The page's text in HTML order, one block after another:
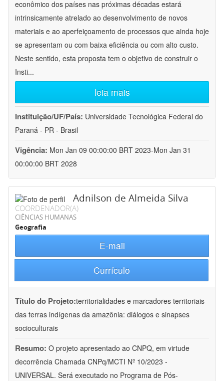
econômico dos países nas próximas décadas estará
intrinsicamente atrelado ao desenvolvimento de novos
materiais e ao aperfeiçoamento de processos que ainda hoje
se apresentam ou com baixa eficiência ou com alto custo.
Neste sentido, esta proposta tem o objetivo de construir o
Insti...
leia mais
Instituição/UF/País: Universidade Tecnológica Federal do
Paraná - PR - Brasil
Vigência: Mon Jan 09 00:00:00 BRT 2023-Mon Jan 31
00:00:00 BRT 2028
Adnilson de Almeida Silva
COORDENADOR(A)
CIÊNCIAS HUMANAS
Geografia
E-mail
Currículo
Título do Projeto:territorialidades e marcadores territoriais
das terras indígenas da amazônia: diálogos e sinapses
socioculturais
Resumo: O projeto apresentado ao CNPQ, em virtude
decorrência Chamada CNPq/MCTI Nº 10/2023 -
UNIVERSAL. Será executado no Programa de Pós-